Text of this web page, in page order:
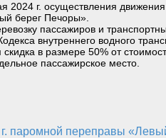
г. осуществления
берег Печоры».
пассажиров и
внутреннего водного
в размере 50% от
пассажирское место.
г. паромной переправы